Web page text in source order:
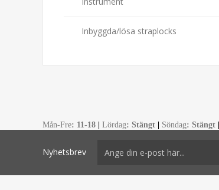
Inbyggda/lösa straplocks
Mån-Fre: 11-18 Lördag: Stängt Söndag: Stängt
Nyhetsbrev